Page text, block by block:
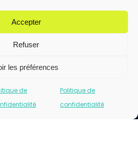
Accepter
Refuser
les préférences
de Politique de
confidentialité
de vos données
par ce site.
ENVOYER